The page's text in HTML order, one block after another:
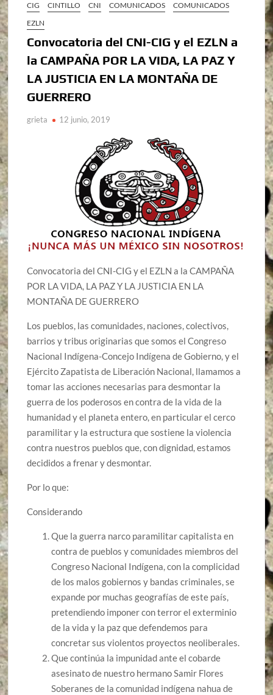
CIG CINTILLO CNI COMUNICADOS
COMUNICADOS
EZLN
Convocatoria del CNI-CIG y el EZLN a
la CAMPAÑA POR LA VIDA, LA PAZ Y
LA JUSTICIA EN LA MONTAÑA DE
GUERRERO
grieta 12 junio, 2019
Convocatoria del CNI-CIG y el EZLN a la CAMPAÑA
POR LA VIDA, LA PAZ Y LA JUSTICIA EN LA
MONTAÑA DE GUERRERO
Los pueblos, las comunidades, naciones, colectivos,
barrios y tribus originarias que somos el Congreso
Nacional Indígena-Concejo Indígena de Gobierno, y el
Ejército Zapatista de Liberación Nacional, llamamos a
tomar las acciones necesarias para desmontar la
guerra de los poderosos en contra de la vida de la
humanidad y el planeta entero, en particular el cerco
paramilitar y la estructura que sostiene la violencia
contra nuestros pueblos que, con dignidad, estamos
decididos a frenar y desmontar.
Por lo que:
Considerando
Que la guerra narco paramilitar capitalista en
contra de pueblos y comunidades miembros del
Congreso Nacional Indígena, con la complicidad
de los malos gobiernos y bandas criminales, se
expande por muchas geografías de este país,
pretendiendo imponer con terror el exterminio
de la vida y la paz que defendemos para
concretar sus violentos proyectos neoliberales.
Que continúa la impunidad ante el cobarde
asesinato de nuestro hermano Samir Flores
Soberanes de la comunidad indígena nahua de